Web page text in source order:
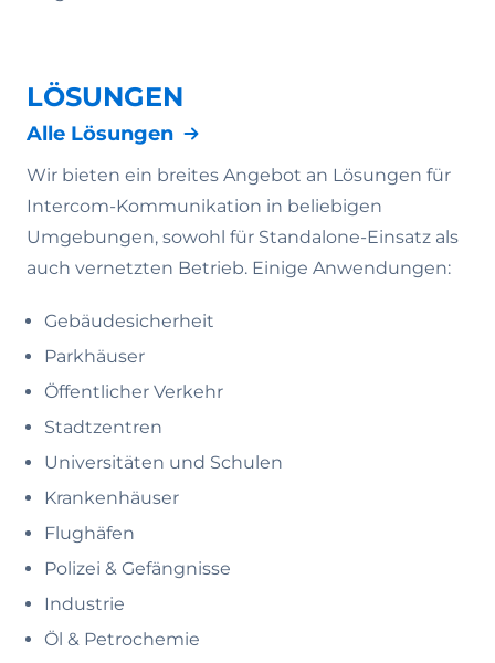
LÖSUNGEN
Alle Lösungen
Wir bieten ein breites Angebot an Lösungen für
Intercom-Kommunikation in beliebigen
Umgebungen, sowohl für Standalone-Einsatz als
auch vernetzten Betrieb. Einige Anwendungen:
Gebäudesicherheit
Parkhäuser
Öffentlicher Verkehr
Stadtzentren
Universitäten und Schulen
Krankenhäuser
Flughäfen
Polizei & Gefängnisse
Industrie
Öl & Petrochemie